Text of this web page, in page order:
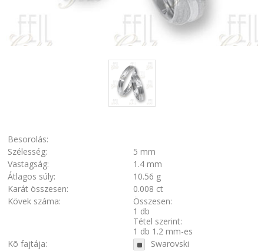
Besorolás:
Szélesség:
5 mm
Vastagság:
1.4 mm
Átlagos súly:
10.56 g
Karát összesen:
0.008 ct
Kövek száma:
Összesen:
1 db
Tétel szerint:
1 db 1.2 mm-es
Kõ fajtája:
Swarovski